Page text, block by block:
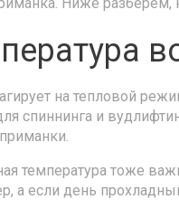
на тепловой
спиннинга и
температура тоже
а если день